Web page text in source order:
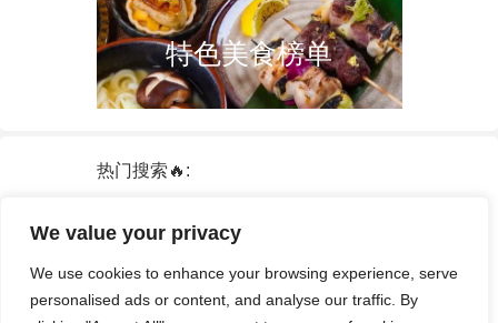
We value your privacy
We use cookies to enhance your browsing experience, serve
personalised ads or content, and analyse our traffic. By
特色美食榜单
热门搜索🔥:
泰国
中国 火车票
签证
酒店